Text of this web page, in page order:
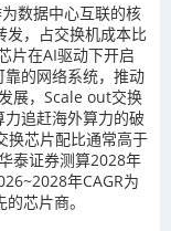
数据中心互联的核
发，占交换机成本比
片在AI驱动下开启
的网络系统，推动
展，Scale out交换
追赶海外算力的破
换芯片配比通常高于
泰证券测算2028年
年CAGR为
芯片商。